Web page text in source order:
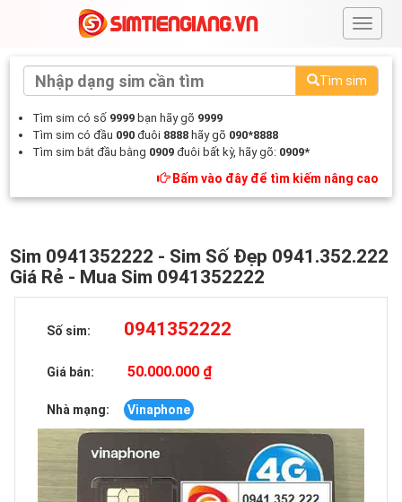
#
Tìm sim
Tìm sim có số 9999 bạn hãy gõ 9999
Tìm sim có đầu 090 đuôi 8888 hãy gõ 090*8888
Tìm sim bắt đầu bằng 0909 đuôi bất kỳ, hãy gõ: 0909*
Bấm vào đây để tìm kiếm nâng cao
Sim 0941352222 - Sim Số Đẹp 0941.352.222
Giá Rẻ - Mua Sim 0941352222
Số sim: 0941352222
Giá bán: 50.000.000 ₫
Nhà mạng: Vinaphone